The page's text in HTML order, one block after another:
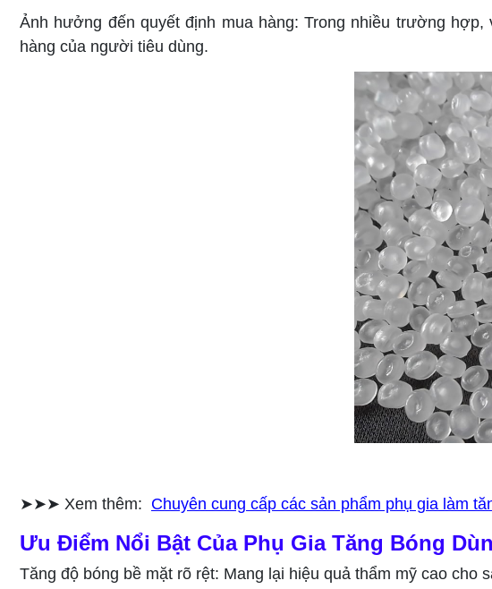
Ảnh hưởng đến quyết định mua hàng: Trong nhiều trường
hàng của người tiêu dùng.
➤➤➤ Xem thêm: Chuyên cung cấp các sản phẩm phụ gia làm
Ưu Điểm Nổi Bật Của Phụ Gia Tăng Bóng
Tăng độ bóng bề mặt rõ rệt: Mang lại hiệu quả thẩm mỹ cao cho